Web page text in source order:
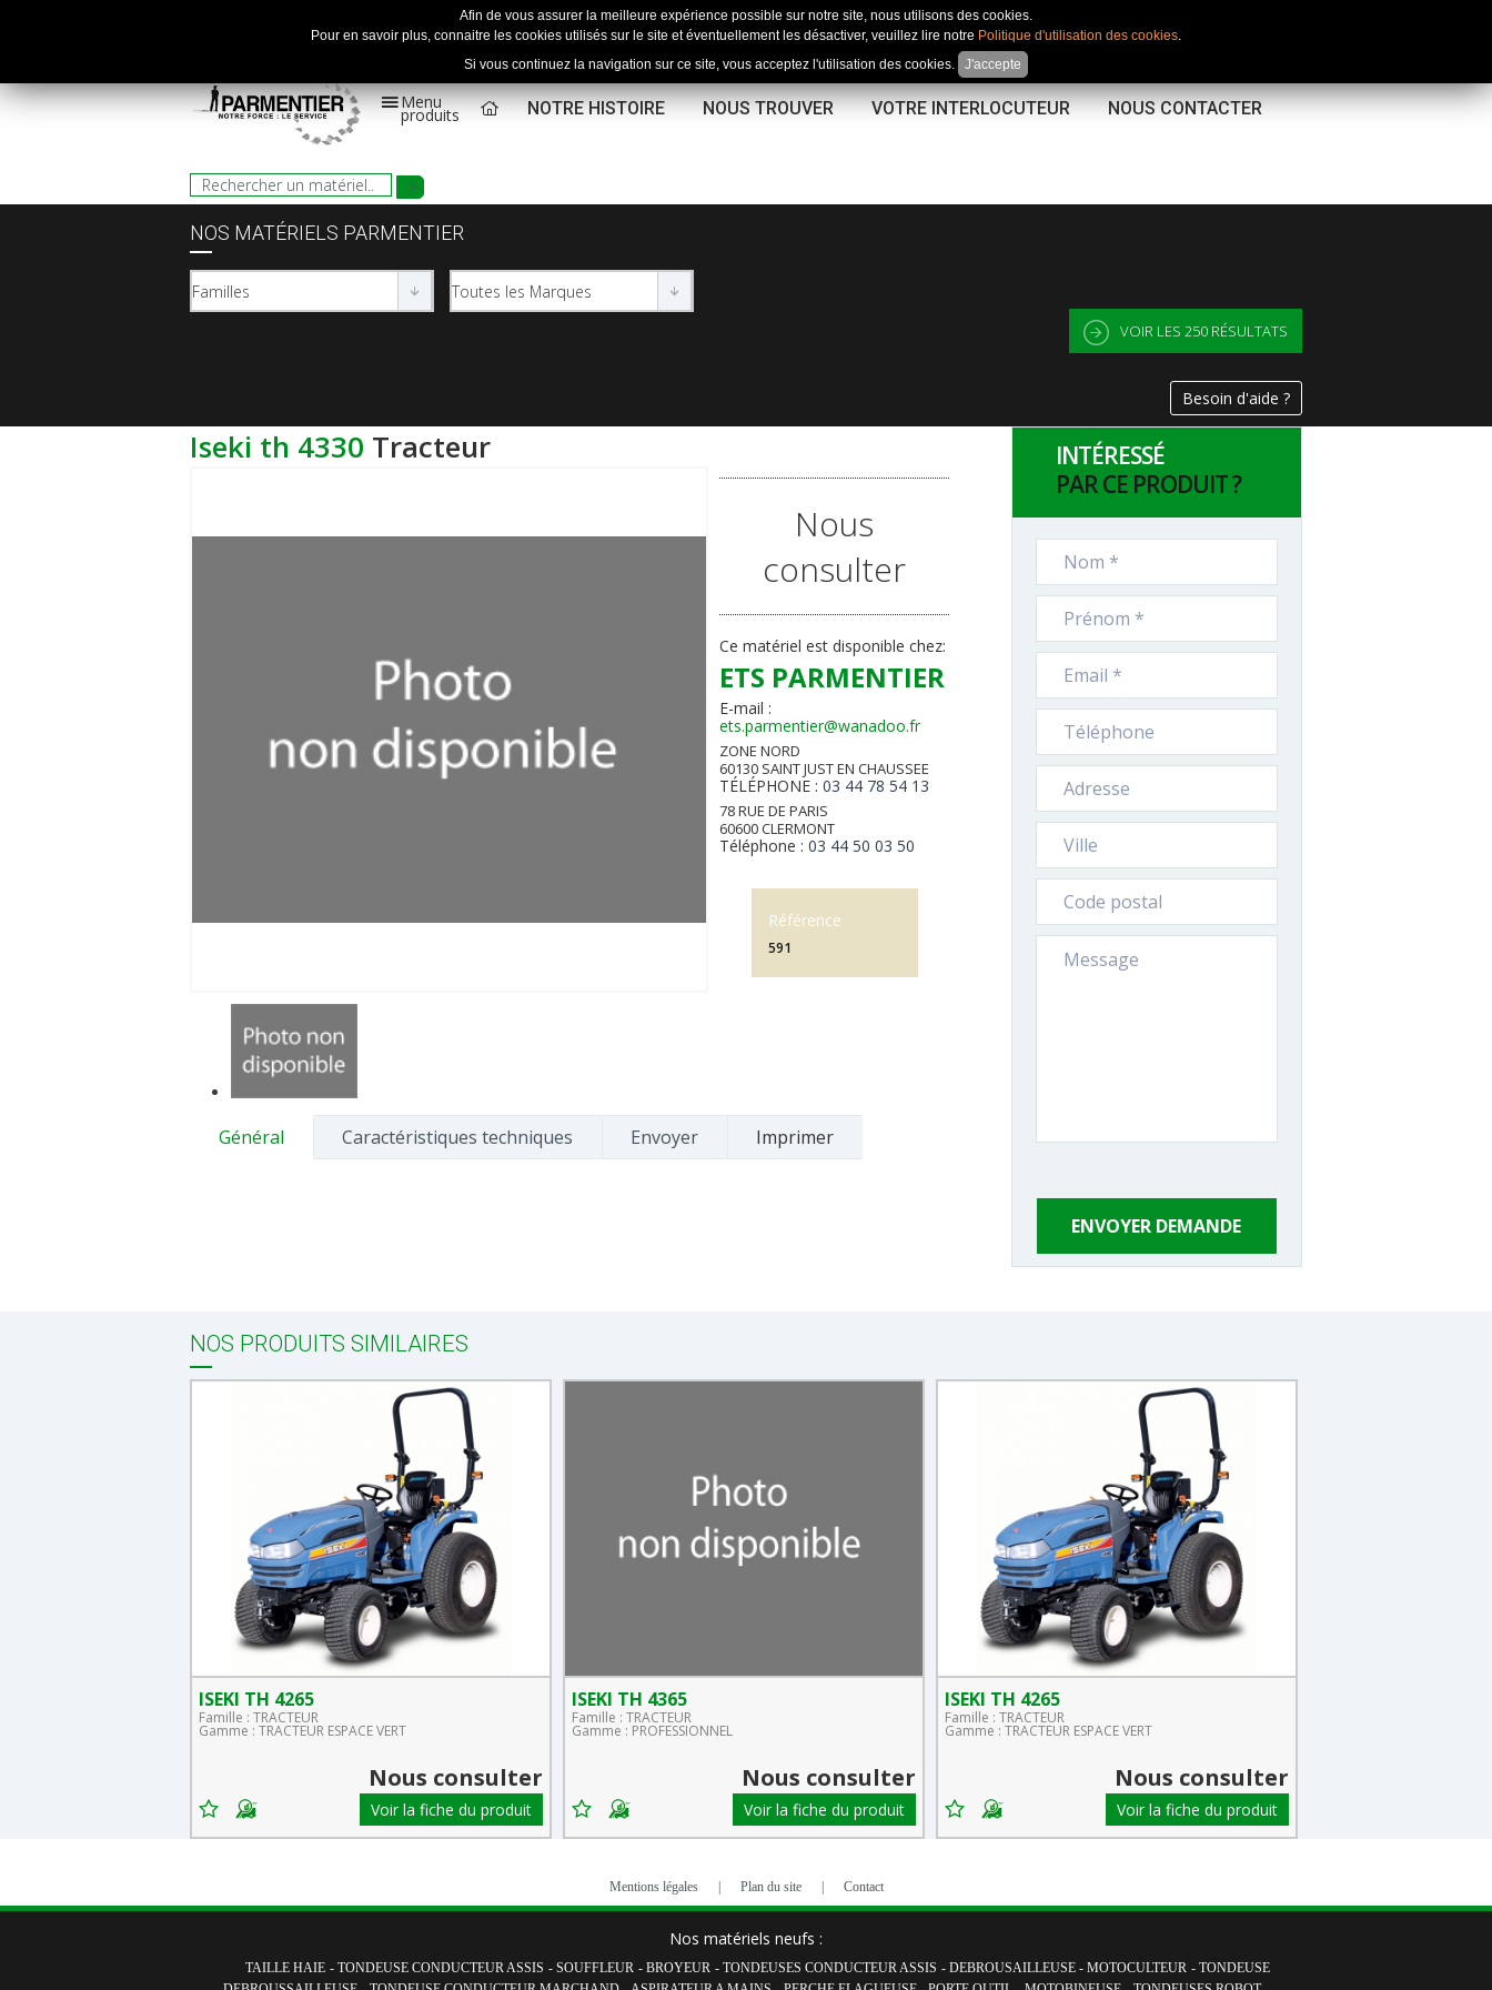
Afin de vous assurer la meilleure expérience possible sur notre site, nous utilisons des cookies.
Pour en savoir plus, connaitre les cookies utilisés sur le site et éventuellement les désactiver, veuillez lire notre Politique d'utilisation des cookies.
Si vous continuez la navigation sur ce site, vous acceptez l'utilisation des cookies.
J'accepte
Mon compte
Menu
produits NOTRE HISTOIRE NOUS TROUVER VOTRE INTERLOCUTEUR NOUS CONTACTER
NOS MATÉRIELS PARMENTIER
VOIR LES 250RÉSULTATS
Besoin d'aide ?
iseki th 4330 tracteur
Nous
consulter
Ce matériel est disponible chez:
ETS PARMENTIER
E-mail :
ets.parmentier@wanadoo.fr
ZONE NORD
60130 SAINT JUST EN CHAUSSEE
TÉLÉPHONE :03 44 78 54 13
78 RUE DE PARIS
60600 CLERMONT
Téléphone :03 44 50 03 50
Référence
591
Général Caractéristiques techniques Envoyer Imprimer
INTÉRESSÉ
PAR CE PRODUIT ?
NOS PRODUITS SIMILAIRES
Nous consulter
ISEKI TH 4265
Famille : TRACTEUR
Gamme : TRACTEUR ESPACE VERT
Voir la fiche du produit
Nous consulter
ISEKI TH 4365
Famille : TRACTEUR
Gamme : PROFESSIONNEL
Voir la fiche du produit
Nous consulter
ISEKI TH 4265
Famille : TRACTEUR
Gamme : TRACTEUR ESPACE VERT
Voir la fiche du produit
Mentions légales Plan du site Contact
Nos matériels neufs :
TAILLE HAIE - TONDEUSE CONDUCTEUR ASSIS - SOUFFLEUR - BROYEUR - TONDEUSES CONDUCTEUR ASSIS - DEBROUSAILLEUSE - MOTOCULTEUR - TONDEUSE